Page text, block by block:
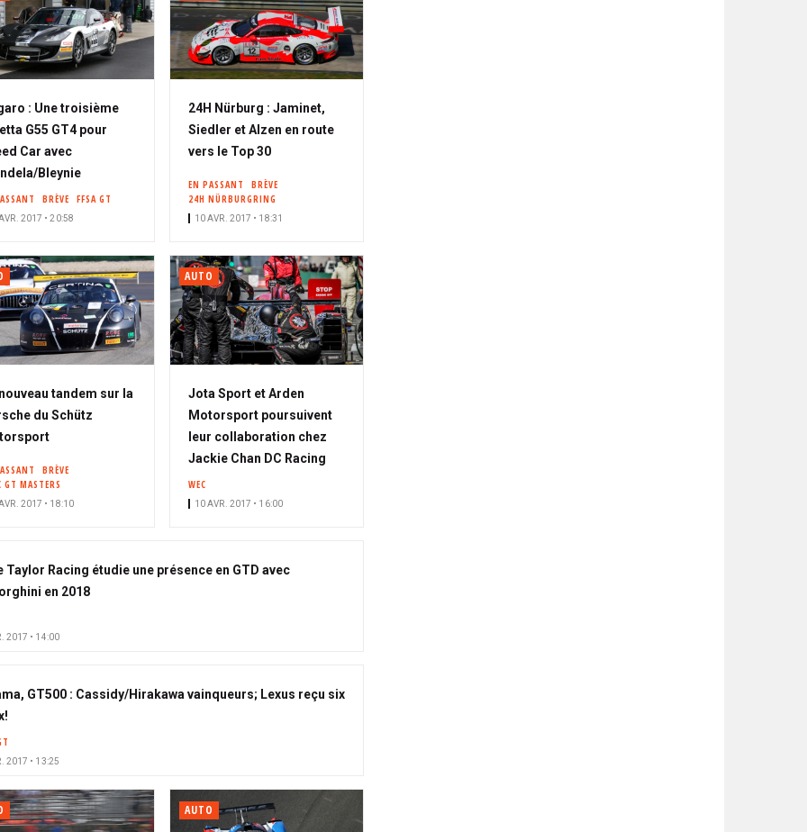
: Une troisième
G55 GT4 pour
Car avec
Bleynie
BRÈVE FFSA GT
2017 • 20:58
24H Nürburg : Jaminet,
Siedler et Alzen en route
vers le Top 30
EN PASSANT
BRÈVE
24H NÜRBURGRING
10 AVR. 2017 • 18:31
tandem sur la
du Schütz
BRÈVE
GT MASTERS
2017 • 18:10
AUTO
Jota Sport et Arden
Motorsport poursuivent
leur collaboration chez
Jackie Chan DC Racing
WEC
10 AVR. 2017 • 16:00
Taylor Racing étudie une présence en GTD avec
en 2018
2017 • 14:00
GT500 : Cassidy/Hirakawa vainqueurs; Lexus reçu six
2017 • 13:25
AUTO